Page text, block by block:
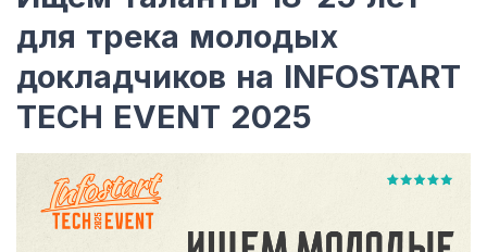
для трека молодых
докладчиков на INFOSTART
TECH EVENT 2025